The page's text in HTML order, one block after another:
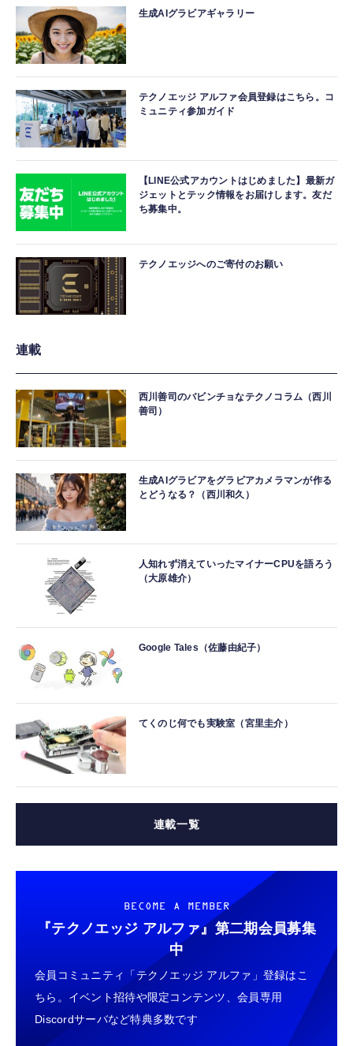
生成AIグラビアギャラリー
テクノエッジ アルファ会員登録はこちら。コ
ミュニティ参加ガイド
【LINE公式アカウントはじめました】最新ガ
ジェットとテック情報をお届けします。友だ
ち募集中。
テクノエッジへのご寄付のお願い
連載
西川善司のバビンチョなテクノコラム（西川
善司）
生成AIグラビアをグラビアカメラマンが作る
とどうなる？（西川和久）
人知れず消えていったマイナーCPUを語ろう
（大原雄介）
Google Tales（佐藤由紀子）
てくのじ何でも実験室（宮里圭介）
連載一覧
BECOME A MEMBER
『テクノエッジ アルファ』 第二期会員募集
中
会員コミュニティ「テクノエッジ アルファ」登録はこ
ちら。イベント招待や限定コンテンツ、会員専用
Discordサーバなど特典多数です